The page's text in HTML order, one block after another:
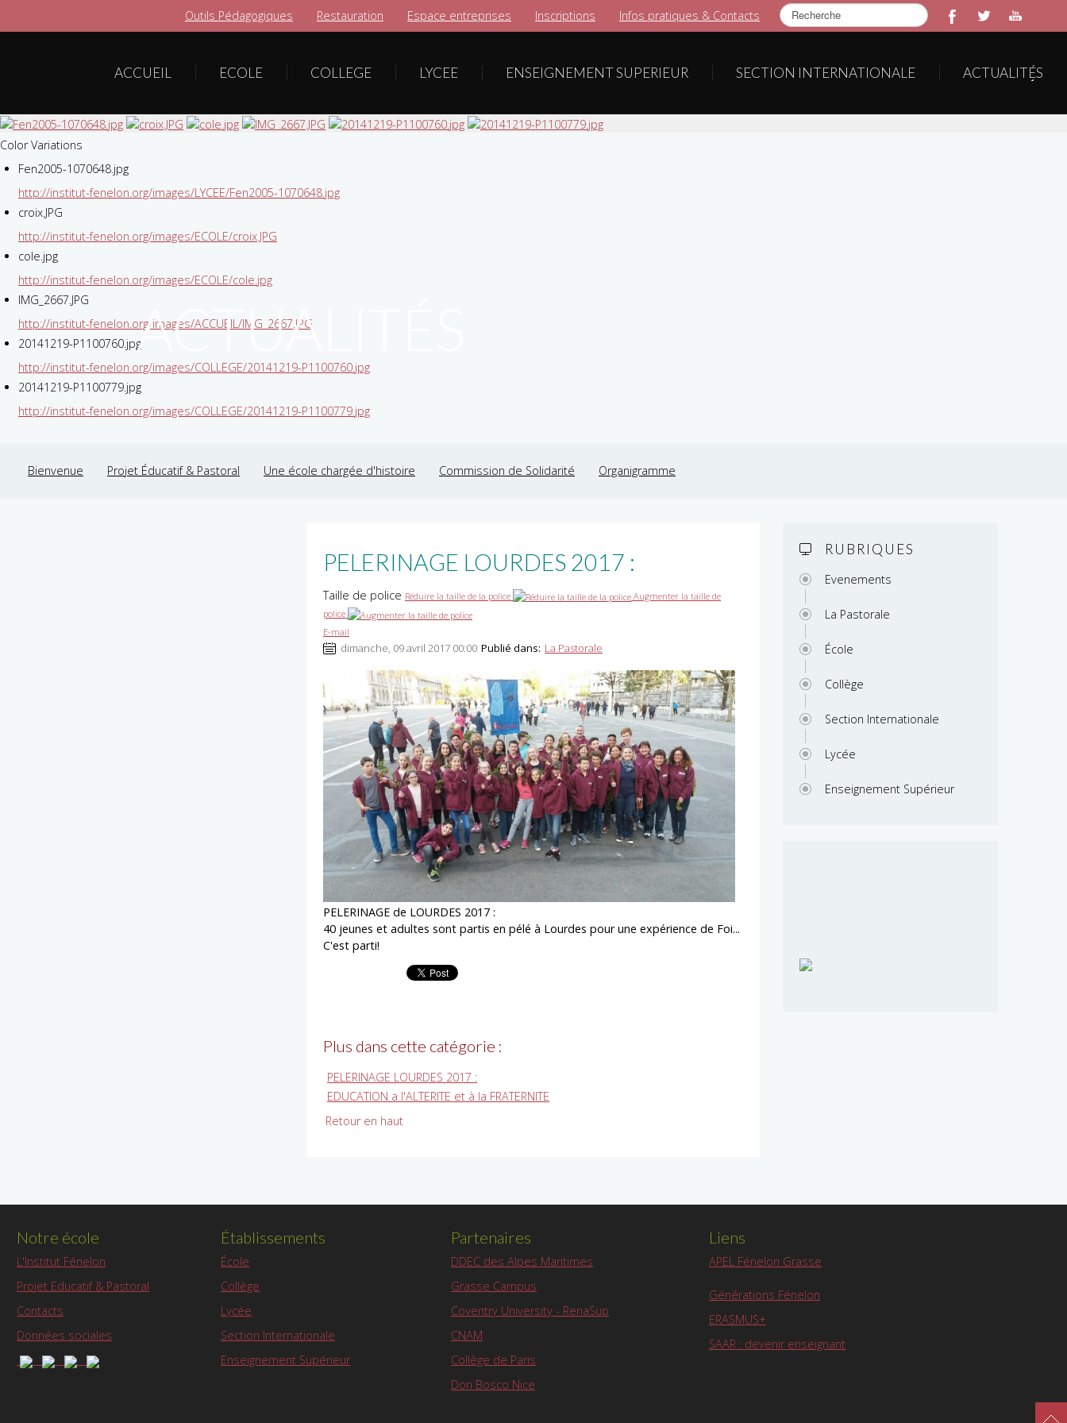
Rechercher
Outils Pédagogiques Restauration Espace entreprises Inscriptions Infos pratiques & Contacts
ACCUEIL ECOLE COLLEGE LYCEE ENSEIGNEMENT SUPERIEUR SECTION INTERNATIONALE ACTUALITÉS
Color Variations
Fen2005-1070648.jpg
http://institut-fenelon.org/images/LYCEE/Fen2005-1070648.jpg
croix.JPG
http://institut-fenelon.org/images/ECOLE/croix.JPG
cole.jpg
http://institut-fenelon.org/images/ECOLE/cole.jpg
IMG_2667.JPG
http://institut-fenelon.org/images/ACCUEIL/IMG_2667.JPG
20141219-P1100760.jpg
http://institut-fenelon.org/images/COLLEGE/20141219-P1100760.jpg
20141219-P1100779.jpg
http://institut-fenelon.org/images/COLLEGE/20141219-P1100779.jpg
ACTUALITÉS
Bienvenue Projet Éducatif & Pastoral Une école chargée d'histoire Commission de Solidarité Organigramme
PELERINAGE LOURDES 2017 :
Taille de police Réduire la taille de la police
Augmenter la taille de
police
E-mail
dimanche, 09 avril 2017 00:00 Publié dans: La Pastorale
PELERINAGE de LOURDES 2017 :
40 jeunes et adultes sont partis en pélé à Lourdes pour une expérience de Foi...
C'est parti!
Plus dans cette catégorie :
PELERINAGE LOURDES 2017 :
EDUCATION a l'ALTERITE et à la FRATERNITE
Retour en haut
RUBRIQUES
Evenements
La Pastorale
École
Collège
Section Internationale
Lycée
Enseignement Supérieur
Notre école
L'Institut Fénelon
Projet Educatif & Pastoral
Contacts
Données sociales
Établissements
École
Collège
Lycée
Section Internationale
Enseignement Supérieur
Partenaires
DDEC des Alpes Maritimes
Grasse Campus
Coventry University - RenaSup
CNAM
Collège de Paris
Don Bosco Nice
Liens
APEL Fénelon Grasse
Générations Fénelon
ERASMUS+
SAAR : devenir enseignant